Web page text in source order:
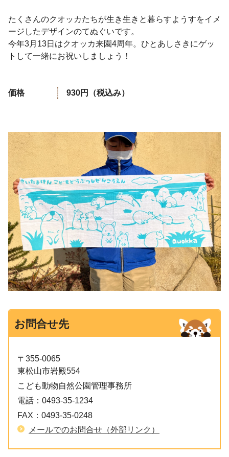
たくさんのクオッカたちが生き生きと暮らすようすをイメ
ージしたデザインのてぬぐいです。
今年3月13日はクオッカ来園4周年。ひとあしさきにゲッ
トして一緒にお祝いしましょう！
価格 930円（税込み）
お問合せ先
〒355-0065
東松山市岩殿554
こども動物自然公園管理事務所
電話： 0493-35-1234
FAX： 0493-35-0248
メールでのお問合せ（外部リンク）